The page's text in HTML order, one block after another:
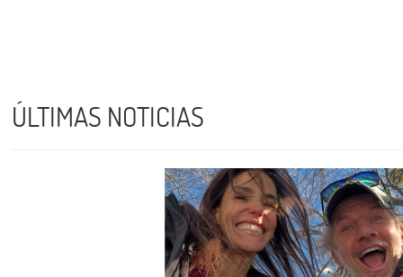
ÚLTIMAS NOTICIAS